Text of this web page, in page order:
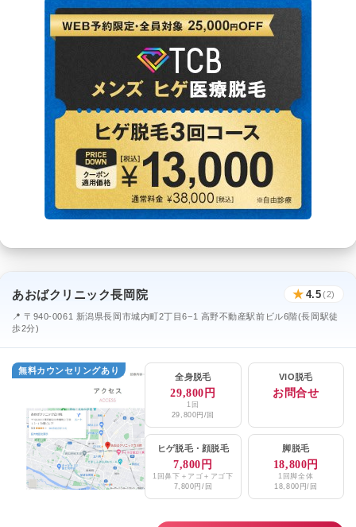
あおばクリニック長岡院 ★ 4.5(2)
📍 〒940-0061 新潟県長岡市城内町2丁目6−1 高野不動産駅前ビル6階(長岡駅徒
歩2分)
無料カウンセリングあり
全身脱毛
29,800円
1回
29,800円/回
VIO脱毛
お問合せ
ヒゲ脱毛・ 顔脱毛
7,800円
1回鼻下＋アゴ＋アゴ下
7,800円/回
脚脱毛
18,800円
1回脚全体
18,800円/回